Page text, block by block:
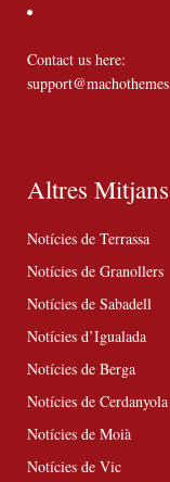
Contact us here:
Altres Mitjans
Notícies de Terrassa
Notícies de Granollers
Notícies de Sabadell
Notícies d’Igualada
Notícies de Berga
Notícies de
Notícies de Moià
Notícies de Vic